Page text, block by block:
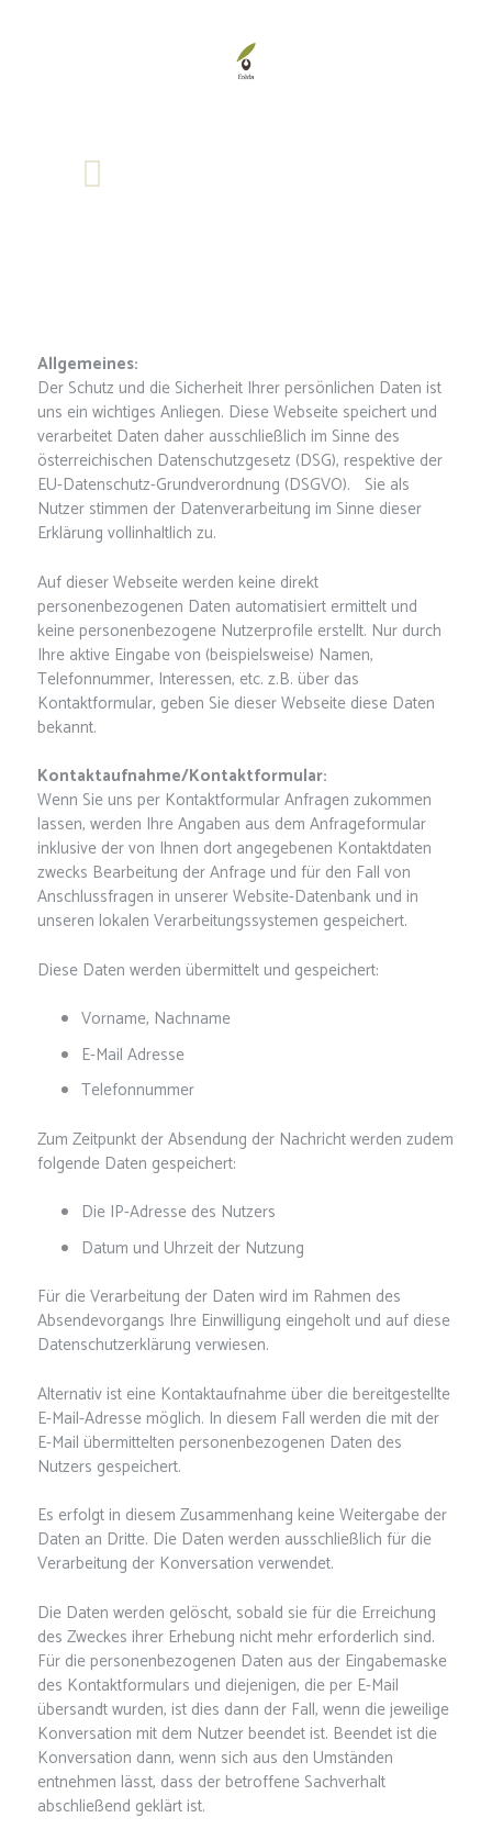
Allgemeines:
Der Schutz und die Sicherheit Ihrer persönlichen Daten ist
uns ein wichtiges Anliegen. Diese Webseite speichert und
verarbeitet Daten daher ausschließlich im Sinne des
österreichischen Datenschutzgesetz (DSG), respektive der
EU-Datenschutz-Grundverordnung (DSGVO). Sie als
Nutzer stimmen der Datenverarbeitung im Sinne dieser
Erklärung vollinhaltlich zu.
Auf dieser Webseite werden keine direkt
personenbezogenen Daten automatisiert ermittelt und
keine personenbezogene Nutzerprofile erstellt. Nur durch
Ihre aktive Eingabe von (beispielsweise) Namen,
Telefonnummer, Interessen, etc. z.B. über das
Kontaktformular, geben Sie dieser Webseite diese Daten
bekannt.
Kontaktaufnahme/Kontaktformular:
Wenn Sie uns per Kontaktformular Anfragen zukommen
lassen, werden Ihre Angaben aus dem Anfrageformular
inklusive der von Ihnen dort angegebenen Kontaktdaten
zwecks Bearbeitung der Anfrage und für den Fall von
Anschlussfragen in unserer Website-Datenbank und in
unseren lokalen Verarbeitungssystemen gespeichert.
Diese Daten werden übermittelt und gespeichert:
Vorname, Nachname
E-Mail Adresse
Telefonnummer
Zum Zeitpunkt der Absendung der Nachricht werden zudem
folgende Daten gespeichert:
Die IP-Adresse des Nutzers
Datum und Uhrzeit der Nutzung
Für die Verarbeitung der Daten wird im Rahmen des
Absendevorgangs Ihre Einwilligung eingeholt und auf diese
Datenschutzerklärung verwiesen.
Alternativ ist eine Kontaktaufnahme über die bereitgestellte
E-Mail-Adresse möglich. In diesem Fall werden die mit der
E-Mail übermittelten personenbezogenen Daten des
Nutzers gespeichert.
Es erfolgt in diesem Zusammenhang keine Weitergabe der
Daten an Dritte. Die Daten werden ausschließlich für die
Verarbeitung der Konversation verwendet.
Die Daten werden gelöscht, sobald sie für die Erreichung
des Zweckes ihrer Erhebung nicht mehr erforderlich sind.
Für die personenbezogenen Daten aus der Eingabemaske
des Kontaktformulars und diejenigen, die per E-Mail
übersandt wurden, ist dies dann der Fall, wenn die jeweilige
Konversation mit dem Nutzer beendet ist. Beendet ist die
Konversation dann, wenn sich aus den Umständen
entnehmen lässt, dass der betroffene Sachverhalt
abschließend geklärt ist.